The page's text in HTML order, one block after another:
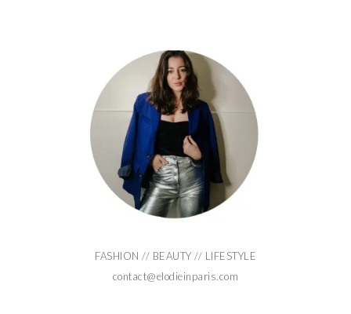
FASHION // BEAUTY // LIFESTYLE
contact@elodieinparis.com